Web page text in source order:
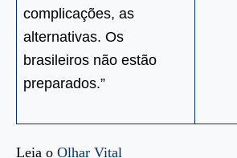
complicações, as
alternativas. Os
brasileiros não estão
preparados.”
Leia o Olhar Vital